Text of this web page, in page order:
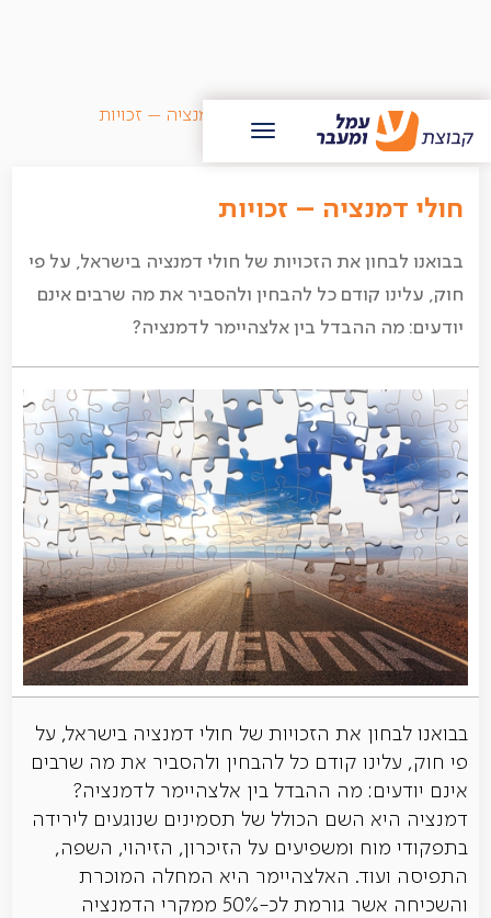
בלוג עמל ומעבר חולי דמנציה – זכויות
חולי דמנציה – זכויות
בבואנו לבחון את הזכויות של חולי דמנציה בישראל, על פי
חוק, עלינו קודם כל להבחין ולהסביר את מה שרבים אינם
יודעים: מה ההבדל בין אלצהיימר לדמנציה?
בבואנו לבחון את הזכויות של חולי דמנציה בישראל, על
פי חוק, עלינו קודם כל להבחין ולהסביר את מה שרבים
אינם יודעים: מה ההבדל בין אלצהיימר לדמנציה?
דמנציה היא השם הכולל של תסמינים שנוגעים לירידה
בתפקודי מוח ומשפיעים על הזיכרון, הזיהוי, השפה,
התפיסה ועוד. האלצהיימר היא המחלה המוכרת
והשכיחה אשר גורמת לכ-50% ממקרי הדמנציה